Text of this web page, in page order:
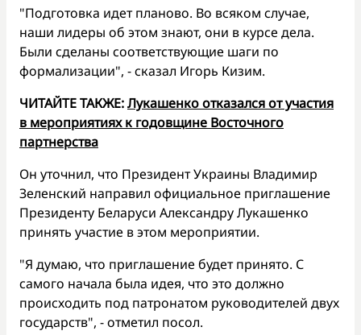
"Подготовка идет планово. Во всяком случае,
наши лидеры об этом знают, они в курсе дела.
Были сделаны соответствующие шаги по
формализации", - сказал Игорь Кизим.
ЧИТАЙТЕ ТАКЖЕ:Лукашенко отказался от участия
в мероприятиях к годовщине Восточного
партнерства
Он уточнил, что Президент Украины Владимир
Зеленский направил официальное приглашение
Президенту Беларуси Александру Лукашенко
принять участие в этом мероприятии.
"Я думаю, что приглашение будет принято. С
самого начала была идея, что это должно
происходить под патронатом руководителей двух
государств", - отметил посол.